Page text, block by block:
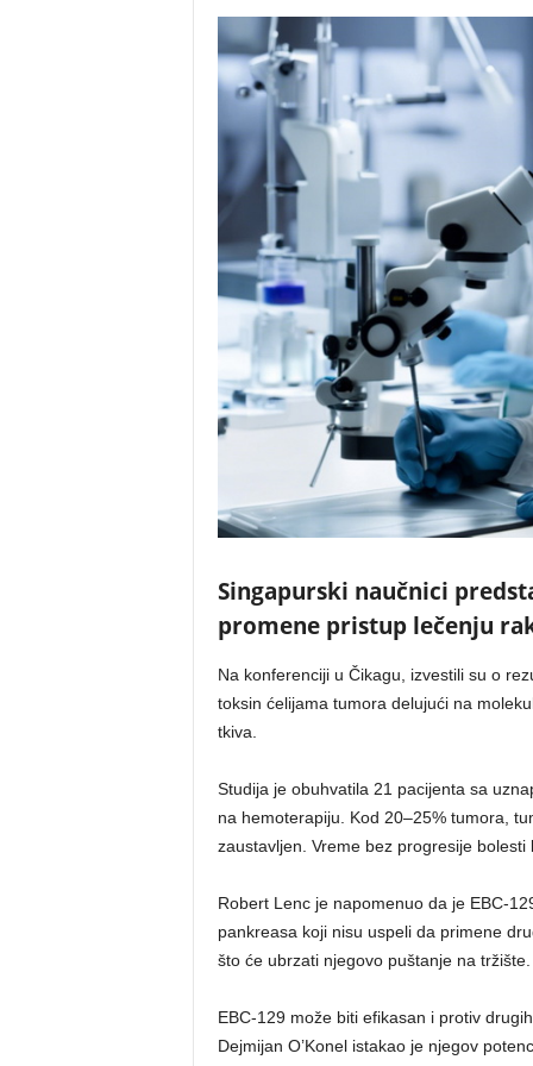
Singapurski naučnici
promene pristup lečenju
Na konferenciji u Čikagu, izvestili su o
toksin ćelijama tumora delujući na
tkiva.
Studija je obuhvatila 21 pacijenta sa
na hemoterapiju. Kod 20–25% tumora,
zaustavljen. Vreme bez progresije
Robert Lenc je napomenuo da je EBC-
pankreasa koji nisu uspeli da primene
što će ubrzati njegovo puštanje na tržište.
EBC-129 može biti efikasan i protiv
Dejmijan O’Konel istakao je njegov